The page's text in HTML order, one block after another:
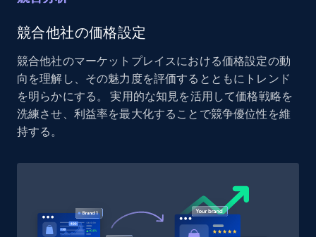
price, and more.
1.9K+ 323+ 今すぐ始める
Etsy - Collect data on products using
Reviews count shop, Reviews count item, Initial
price, and more.
競合他社の価格設定
競合他社のマーケットプレイスにおける価格設定の動
向を理解し、その魅力度を評価するとともにトレンド
を明らかにする。 実用的な知見を活用して価格戦略を
洗練させ、利益率を最大化することで競争優位性を維
持する。